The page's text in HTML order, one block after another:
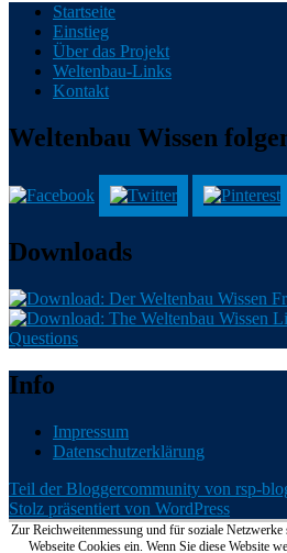
Alles über Weltenbau
Startseite
Einstieg
Über das Projekt
Weltenbau-Links
Kontakt
Weltenbau Wissen
Downloads
Info
Impressum
Datenschutzerklärung
Teil der Bloggercommunity von rsp-
Stolz präsentiert von WordPress
Zur Reichweitenmessung und für soziale Netzwerke
Webseite Cookies ein. Wenn Sie diese Website